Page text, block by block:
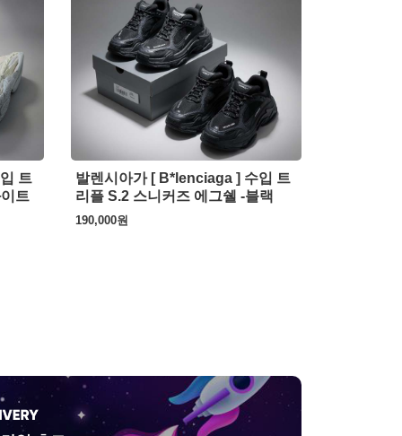
트
트
발렌시아가 [ B*lenciaga ] 수입 트
리플 S.2 스니커즈 에그쉘 -블랙
190,000원